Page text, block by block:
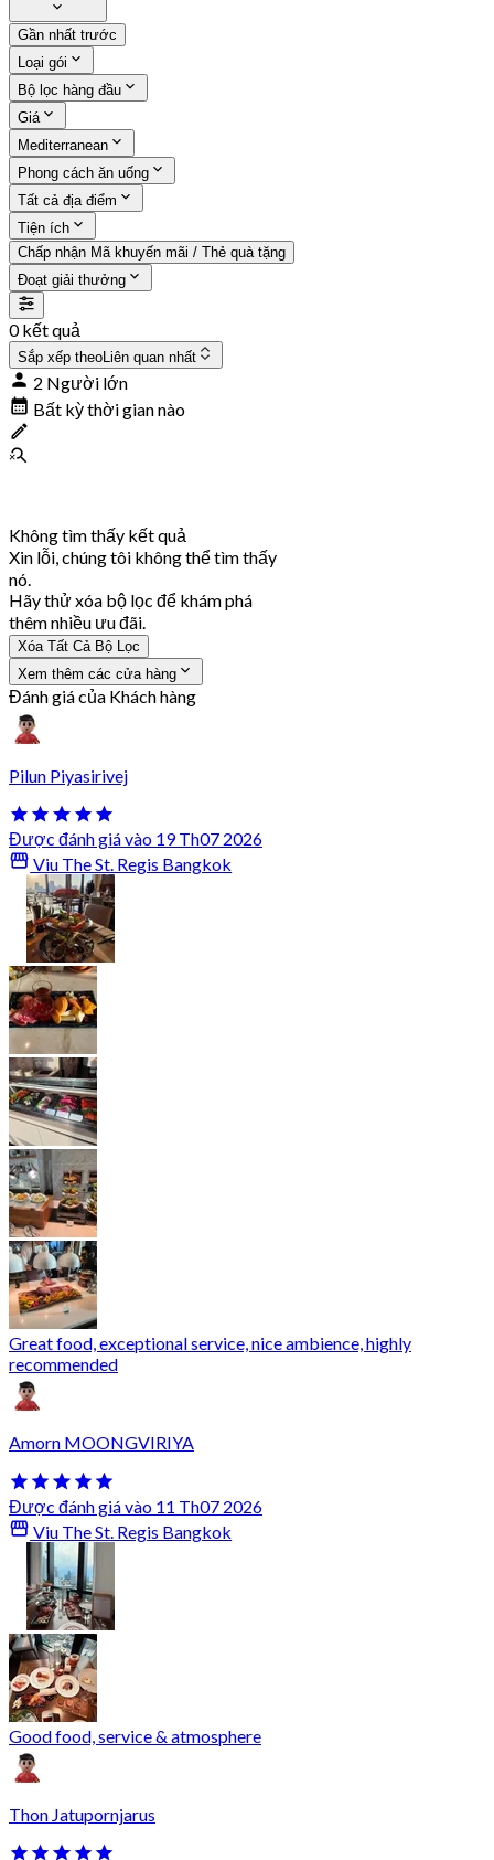
Gần nhất trước
Loại gói
Bộ lọc hàng đầu
Giá
Mediterranean
Phong cách ăn uống
Tất cả địa điểm
Tiện ích
Chấp nhận Mã khuyến mãi / Thẻ quà tặng
Đoạt giải thưởng
0 kết quả
Sắp xếp theoLiên quan nhất
2 Người lớn
Bất kỳ thời gian nào
Không tìm thấy kết quả
Xin lỗi, chúng tôi không thể tìm thấy
nó.
Hãy thử xóa bộ lọc để khám phá
thêm nhiều ưu đãi.
Xóa Tất Cả Bộ Lọc
Xem thêm các cửa hàng
Đánh giá của Khách hàng
Pilun Piyasirivej
Được đánh giá vào 19 Th07 2026
Viu The St. Regis Bangkok
Great food, exceptional service, nice ambience, highly
recommended
Amorn MOONGVIRIYA
Được đánh giá vào 11 Th07 2026
Viu The St. Regis Bangkok
Good food, service & atmosphere
Thon Jatupornjarus